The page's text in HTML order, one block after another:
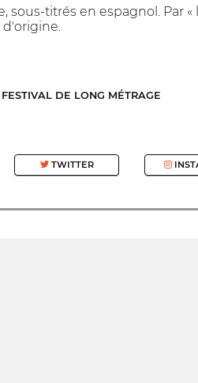
titrés en espagnol. Par
d'origine.
FESTIVAL DE LONG MÉTRAGE
TWITTER